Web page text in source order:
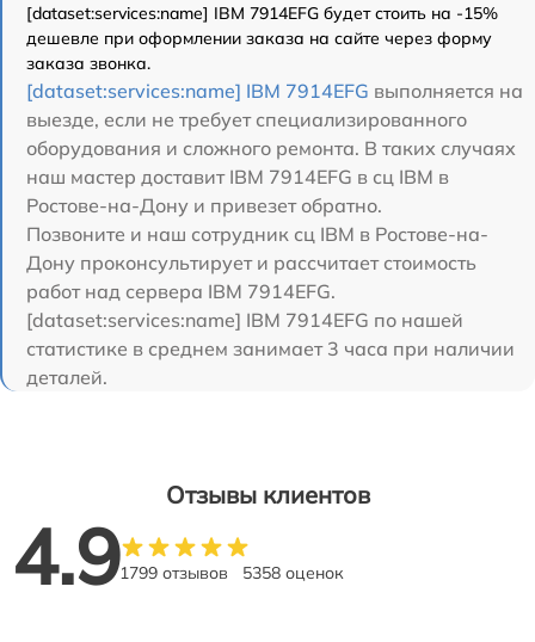
[dataset:services:name] IBM 7914EFG будет стоить на -15%
дешевле при оформлении заказа на сайте через форму
заказа звонка.
[dataset:services:name] IBM 7914EFG выполняется на
выезде, если не требует специализированного
оборудования и сложного ремонта. В таких случаях
наш мастер доставит IBM 7914EFG в сц IBM в
Ростове-на-Дону и привезет обратно.
Позвоните и наш сотрудник сц IBM в Ростове-на-
Дону проконсультирует и рассчитает стоимость
работ над сервера IBM 7914EFG.
[dataset:services:name] IBM 7914EFG по нашей
статистике в среднем занимает 3 часа при наличии
деталей.
Отзывы клиентов
4.91799 отзывов 5358 оценок